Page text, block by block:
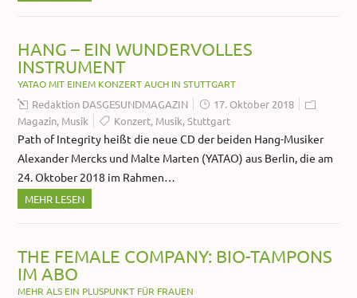
HANG – EIN WUNDERVOLLES
INSTRUMENT
YATAO MIT EINEM KONZERT AUCH IN STUTTGART
Redaktion DASGESUNDMAGAZIN
17. Oktober 2018
Magazin, Musik Konzert, Musik,Stuttgart
Path of Integrity heißt die neue CD der beiden Hang-Musiker
Alexander Mercks und Malte Marten (YATAO) aus Berlin, die am
24. Oktober 2018 im Rahmen…
MEHR LESEN
THE FEMALE COMPANY: BIO-TAMPONS
IM ABO
MEHR ALS EIN PLUSPUNKT FÜR FRAUEN